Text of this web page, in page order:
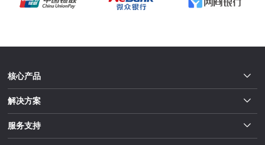
核心产品
解决方案
服务支持